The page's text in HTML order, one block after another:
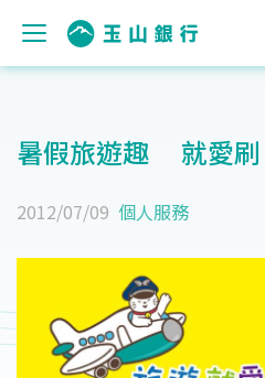
暑假旅遊趣 就愛刷
2012/07/09 個人服務